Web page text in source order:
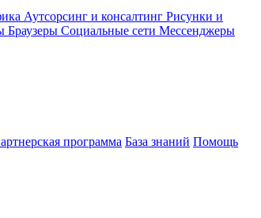
Аутсорсинг и консалтинг Рисунки и
Браузеры Социальные сети Мессенджеры
программа База знаний Помощь